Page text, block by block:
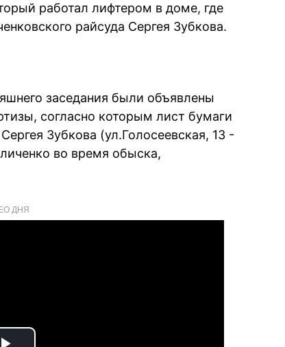
работал лифтером в доме, где
райсуда Сергея Зубкова.
заседания были объявлены
согласно которым лист бумаги
Зубкова (ул.Голосеевская, 13 -
во время обыска,
ДНЯ